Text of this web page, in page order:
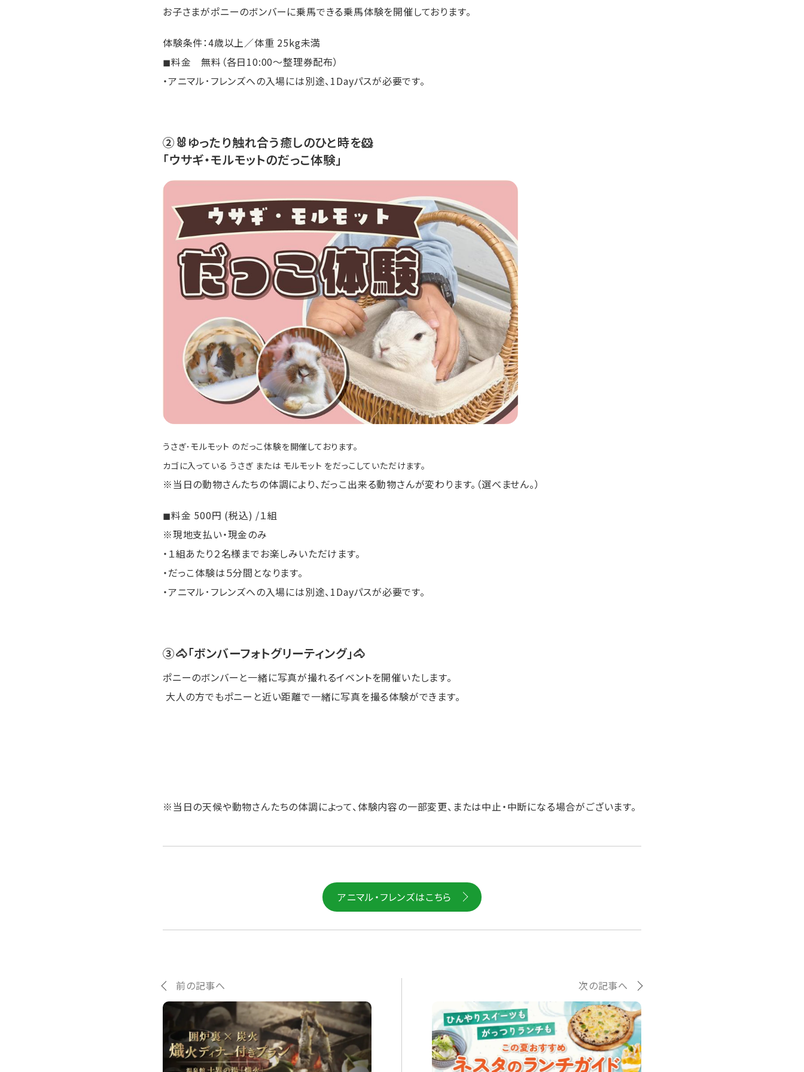
お子さまがポニーのボンバーに乗馬できる乗馬体験を開催しております。
体験条件：4歳以上／体重 25kg未満
◼︎料金 無料（各日10:00～整理券配布）
・アニマル･フレンズへの入場には別途、1Dayパスが必要です。
➁🐰ゆったり触れ合う癒しのひと時を🐹
「ウサギ・モルモットのだっこ体験」
うさぎ･モルモット のだっこ体験を開催しております。
カゴに入っている うさぎ または モルモット をだっこしていただけます。
※当日の動物さんたちの体調により、だっこ出来る動物さんが変わります。（選べません。）
◼︎料金 500円 (税込) /１組
※現地支払い・現金のみ
・１組あたり２名様までお楽しみいただけます。
・だっこ体験は５分間となります。
・アニマル･フレンズへの入場には別途、1Dayパスが必要です。
➂🐴「ボンバーフォトグリーティング」🐴
ポニーのボンバーと一緒に写真が撮れるイベントを開催いたします。
大人の方でもポニーと近い距離で一緒に写真を撮る体験ができます。
※当日の天候や動物さんたちの体調によって、体験内容の一部変更、または中止・中断になる場合がございます。
アニマル・フレンズはこちら
前の記事へ 次の記事へ